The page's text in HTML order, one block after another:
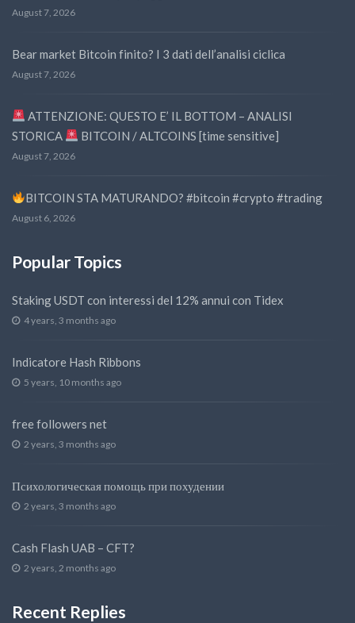
August 7, 2026
Bear market Bitcoin finito? I 3 dati dell’analisi ciclica
August 7, 2026
ATTENZIONE: QUESTO E’ IL BOTTOM – ANALISI
STORICA
BITCOIN / ALTCOINS [time sensitive]
August 7, 2026
BITCOIN STA MATURANDO? #bitcoin #crypto #trading
August 6, 2026
Popular Topics
Staking USDT con interessi del 12% annui con Tidex
4 years, 3 months ago
Indicatore Hash Ribbons
5 years, 10 months ago
free followers net
2 years, 3 months ago
Психологическая помощь при похудении
2 years, 3 months ago
Cash Flash UAB – CFT?
2 years, 2 months ago
Recent Replies